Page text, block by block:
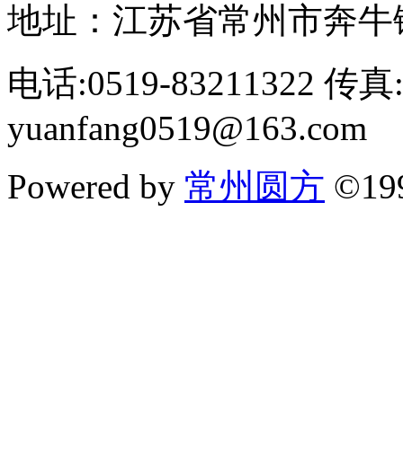
地址：江苏省常州市奔
电话:0519-83211322 传
yuanfang0519@163.com
Powered by 常州圆方